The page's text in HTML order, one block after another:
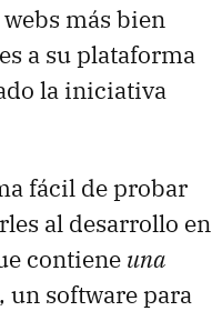
más bien
a su plataforma
la iniciativa
fácil de probar
al desarrollo en
contiene una
un software para